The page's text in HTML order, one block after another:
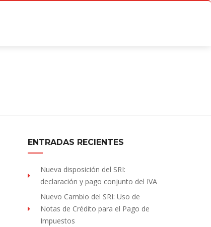
ENTRADAS RECIENTES
Nueva disposición del SRI:
declaración y pago conjunto del IVA
Nuevo Cambio del SRI: Uso de
Notas de Crédito para el Pago de
Impuestos